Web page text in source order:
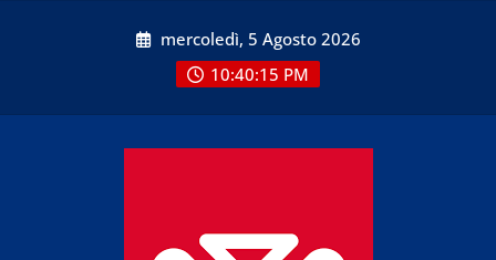
mercoledì, 5 Agosto 2026
10:40:15 PM